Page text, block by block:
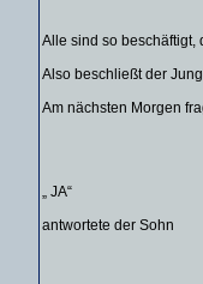
Alle sind so beschäftigt,
Also beschließt der
Am nächsten Morgen
„ JA“
antwortete der Sohn